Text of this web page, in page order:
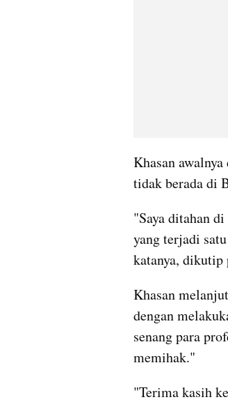
Khasan
tidak berada di
"Saya ditahan
yang terjadi
katanya, dikutip
Khasan
dengan
senang para
memihak."
"Terima kasih